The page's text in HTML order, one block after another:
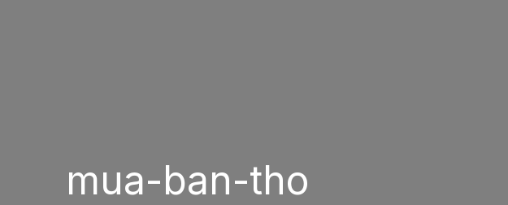
mua-ban-tho